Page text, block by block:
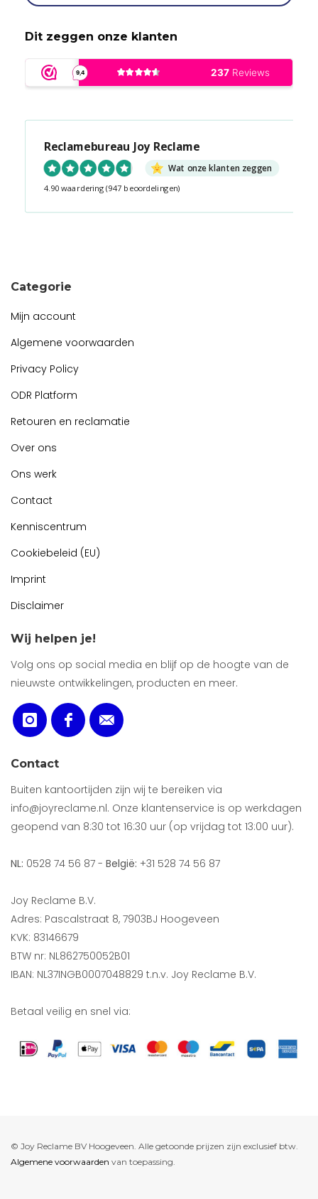
Dit zeggen onze klanten
Reclamebureau Joy Reclame
Wat onze klanten zeggen
4.90 waardering (947 beoordelingen)
Categorie
Mijn account
Algemene voorwaarden
Privacy Policy
ODR Platform
Retouren en reclamatie
Over ons
Ons werk
Contact
Kenniscentrum
Cookiebeleid (EU)
Imprint
Disclaimer
Wij helpen je!
Volg ons op social media en blijf op de hoogte van de
nieuwste ontwikkelingen, producten en meer.
Contact
Buiten kantoortijden zijn wij te bereiken via
info@joyreclame.nl. Onze klantenservice is op werkdagen
geopend van 8:30 tot 16:30 uur (op vrijdag tot 13:00 uur).
NL: 0528 74 56 87 - België: +31 528 74 56 87
Joy Reclame B.V.
Adres: Pascalstraat 8, 7903BJ Hoogeveen
KVK: 83146679
BTW nr: NL862750052B01
IBAN: NL37INGB0007048829 t.n.v. Joy Reclame B.V.
Betaal veilig en snel via:
© Joy Reclame BV Hoogeveen. Alle getoonde prijzen zijn exclusief btw.
Algemene voorwaarden van toepassing.